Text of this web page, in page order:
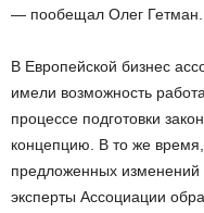
— пообещал Олег Гетман.
В Европейской бизнес
имели возможность
процессе подготовки
концепцию. В то же
предложенных изменений
эксперты Ассоциации